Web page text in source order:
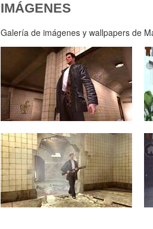
IMÁGENES
Galería de imágenes y wallpapers de